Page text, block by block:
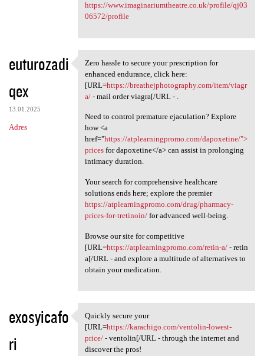
https://www.imaginariumtheatre.co.uk/profile/qj03
06572/profile
euturozadi
qex
13.01.2025
Adres
Zero hassle to secure your
Zero hassle to secure your prescription for
enhanced endurance, click here:
[URL=https://breathejphotography.com/item/viagr
a/- mail order viagra[/URL - .
Need to control premature ejaculation? Explore
how <a
href="https://atplearningpromo.com/dapoxetine/">
pricesfor dapoxetine</a> can assist in prolonging
intimacy duration.
Your search for comprehensive healthcare
solutions ends here; explore the premier
https://atplearningpromo.com/drug/pharmacy-
prices-for-tretinoin/for advanced well-being.
Browse our site for competitive
[URL=https://atplearningpromo.com/retin-a/- retin
a[/URL - and explore a multitude of alternatives to
obtain your medication.
exosyicafo
ri
Quickly secure your [URL
Quickly secure your
[URL=https://karachigo.com/ventolin-lowest-
price/- ventolin[/URL - through the internet and
discover the pros!